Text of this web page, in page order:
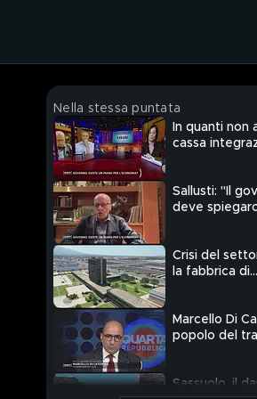
Nella stessa puntata
In quanti non
cassa
Sallusti: "Il
deve
governare"
Crisi del
la fabbrica di
Marcello Di
popolo del
Sassuolo, il